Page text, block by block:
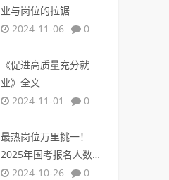
业与岗位的拉锯
2024-11-06
0
《促进高质量充分就
业》全文
2024-11-01
0
最热岗位万里挑一！
2025年国考报名人数创
新高2024-10-26 0